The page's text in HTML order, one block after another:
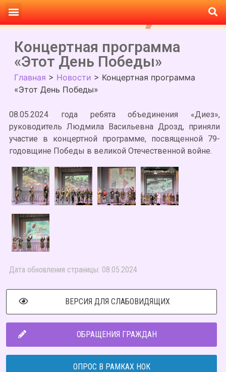
Концертная программа
«Этот День Победы»
Главная > Новости > Концертная программа
«Этот День Победы»
08.05.2024 года ребята объединения «Диез»,
руководитель Людмила Васильевна Дрозд, приняли
участие в концертной программе, посвященной 79-
годовщине Победы в великой Отечественной войне.
Дата обновления страницы: 08.05.2024
ВЕРСИЯ ДЛЯ СЛАБОВИДЯЩИХ
ОБРАЩЕНИЯ ГРАЖДАН
ОПРОС В РАМКАХ НОК